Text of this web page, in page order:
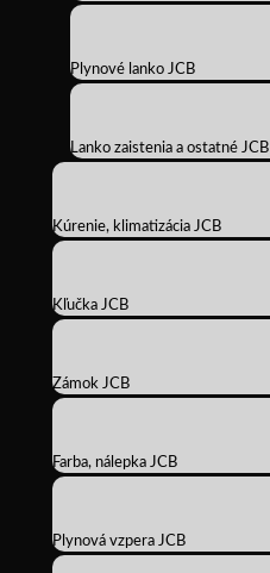
Plynové lanko JCB
Lanko zaistenia a ostatné JCB
Kúrenie, klimatizácia JCB
Kľučka JCB
Zámok JCB
Farba, nálepka JCB
Plynová vzpera JCB